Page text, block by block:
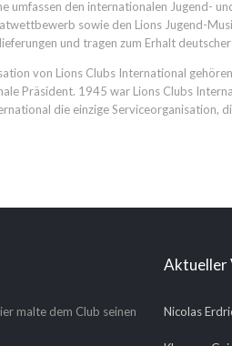
umfassen den internationalen Jugend-
sowie den Lions Jugend-
und tragen zum Erhalt
von Lions Clubs International
Präsident. 1945 war Lions Clubs
die einzige Serviceorganisation,
malte dem Club seinen
Aktueller
Nicolas